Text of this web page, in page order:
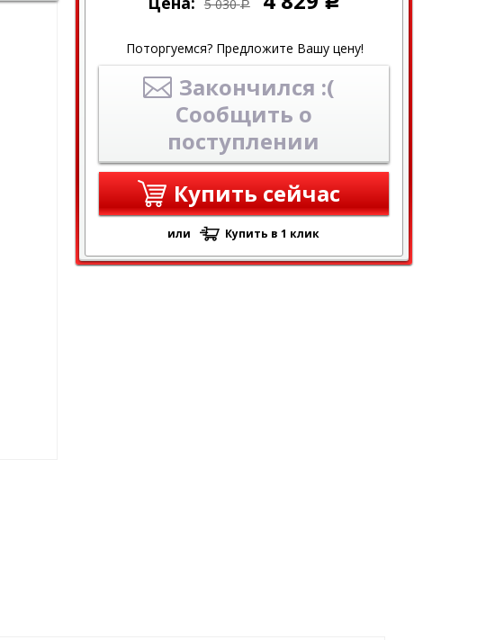
5 030 Р
Поторгуемся? Предложите Вашу цену!
Закончился :(
Сообщить о
поступлении
Купить сейчас
или Купить в 1 клик